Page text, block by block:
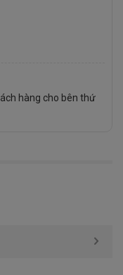
hàng cho bên thứ